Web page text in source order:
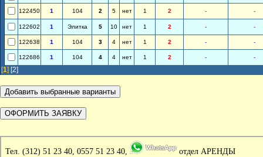
122450 1 104 2 5 нет 1 2 - -
122602 1 Элитка 5 10 нет 1 2 - -
122638 1 104 3 4 нет 1 2 - -
122686 1 104 4 4 нет 1 2 - -
[1] [2]
Тел. (312) 51 23 40, 0557 51 23 40,
отдел АРЕНДЫ